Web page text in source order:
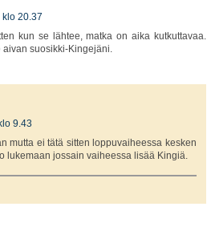
20.37
kun se lähtee, matka on aika kutkuttavaa.
aivan suosikki-Kingejäni.
9.43
mutta ei tätä sitten loppuvaiheessa kesken
lukemaan jossain vaiheessa lisää Kingiä.